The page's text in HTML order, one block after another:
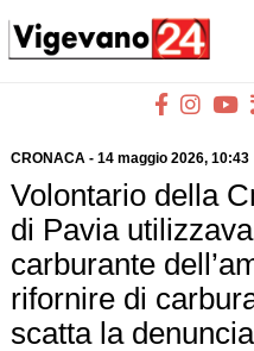
CRONACA- 14 maggio 2026, 10:43
Volontario della
di Pavia
carburante
rifornire di
scatta la denuncia